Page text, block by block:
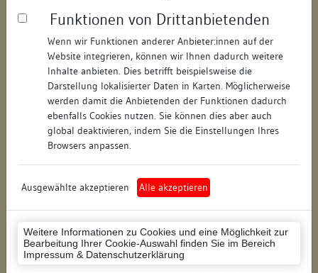
Funktionen von Drittanbietenden
Wenn wir Funktionen anderer Anbieter:innen auf der
Website integrieren, können wir Ihnen dadurch weitere
Inhalte anbieten. Dies betrifft beispielsweise die
Darstellung lokalisierter Daten in Karten. Möglicherweise
werden damit die Anbietenden der Funktionen dadurch
ebenfalls Cookies nutzen. Sie können dies aber auch
global deaktivieren, indem Sie die Einstellungen Ihres
Browsers anpassen.
Ausgewählte akzeptieren Alle akzeptieren
Weitere Informationen zu Cookies und eine Möglichkeit zur
Bearbeitung Ihrer Cookie-Auswahl finden Sie im Bereich
Impressum & Datenschutzerklärung
Hausnummer: 79
Postleitzahl: 74354
Stadt-Teilort: Besigheim
Regierungsbezirk: Stuttgart
Ludwigsburg (Landkreis)
Flurstücknummer: keine
Historischer Straßenname: keiner
Historische Gebäudenummer: 91
Lage des Wohnplatzes: